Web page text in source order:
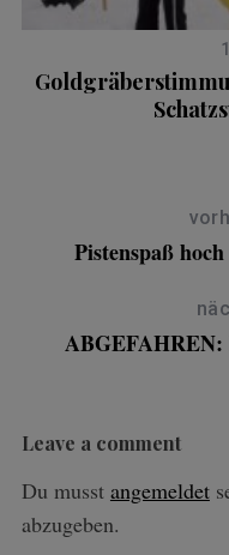
Pistenspaß
Leave a comment
Du musst angemeldet
abzugeben.